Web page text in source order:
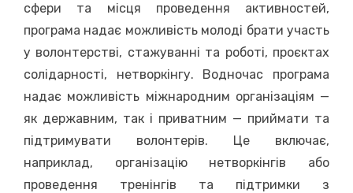
сфери та місця проведення активностей,
програма надає можливість молоді брати участь
у волонтерстві, стажуванні та роботі, проєктах
солідарності, нетворкінгу. Водночас програма
надає можливість міжнародним організаціям —
як державним, так і приватним — приймати та
підтримувати волонтерів. Це включає,
наприклад, організацію нетворкінгів або
проведення тренінгів та підтримки з